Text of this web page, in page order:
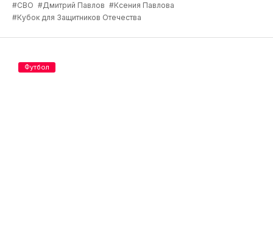
#СВО #Дмитрий Павлов #Ксения Павлова
#Кубок для Защитников Отечества
Футбол